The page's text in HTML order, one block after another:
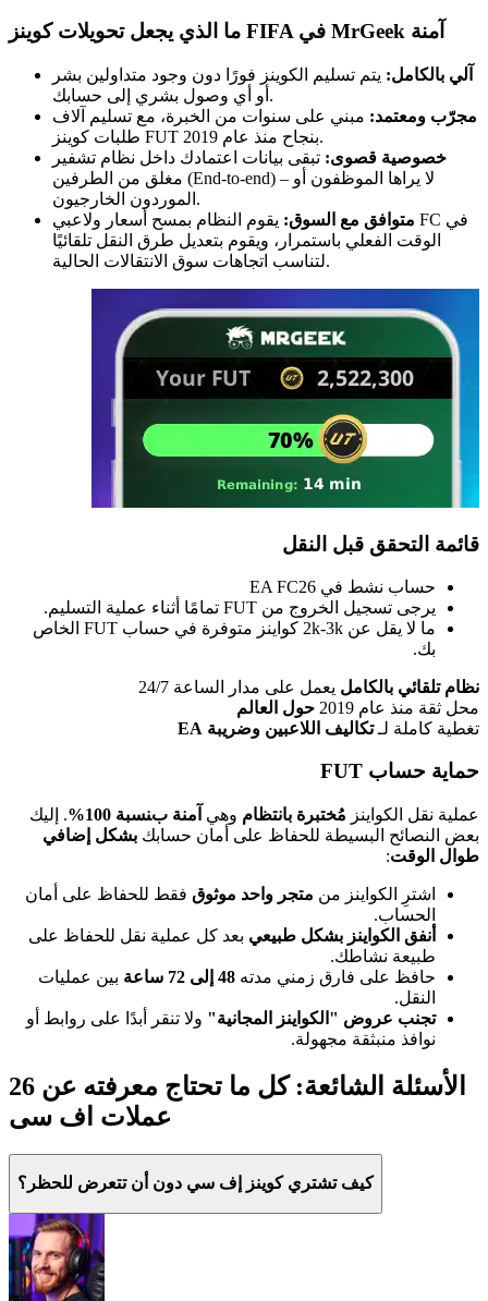
ما الذي يجعل تحويلات كوينز FIFA في MrGeek آمنة
آلي بالكامل: يتم تسليم الكوينز فورًا دون وجود متداولين بشر
أو أي وصول بشري إلى حسابك.
مجرّب ومعتمد: مبني على سنوات من الخبرة، مع تسليم آلاف
طلبات كوينز FUT بنجاح منذ عام 2019.
خصوصية قصوى: تبقى بيانات اعتمادك داخل نظام تشفير
مغلق من الطرفين (End-to-end) – لا يراها الموظفون أو
الموردون الخارجيون.
متوافق مع السوق: يقوم النظام بمسح أسعار ولاعبي FC في
الوقت الفعلي باستمرار، ويقوم بتعديل طرق النقل تلقائيًا
لتناسب اتجاهات سوق الانتقالات الحالية.
قائمة التحقق قبل النقل
حساب نشط في EA FC26
يرجى تسجيل الخروج من FUT تمامًا أثناء عملية التسليم.
ما لا يقل عن 2k-3k كواينز متوفرة في حساب FUT الخاص
بك.
نظام تلقائي بالكامل يعمل على مدار الساعة 24/7
محل ثقة منذ عام 2019
حول العالم
تغطية كاملة لـتكاليف اللاعبين وضريبة EA
حماية حساب FUT
عملية نقل الكواينز مُختبرة بانتظام وهي آمنة بنسبة 100%
. إليك
بعض النصائح البسيطة للحفاظ على أمان حسابك بشكل إضافي
طوال الوقت:
اشترِ الكواينز من متجر واحد موثوق فقط للحفاظ على أمان
الحساب.
أنفق الكواينز بشكل طبيعي بعد كل عملية نقل للحفاظ على
طبيعة نشاطك.
حافظ على فارق زمني مدته 48 إلى 72 ساعة
بين عمليات
النقل.
تجنب عروض "الكواينز المجانية" ولا تنقر أبدًا على روابط أو
نوافذ منبثقة مجهولة.
26 الأسئلة الشائعة: كل ما تحتاج معرفته عن
عملات اف سی
كيف تشتري كوينز إف سي دون أن تتعرض للحظر؟